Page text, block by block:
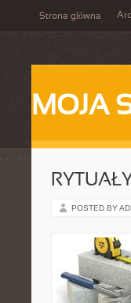
Strona główna
MOJA
POSTED BY